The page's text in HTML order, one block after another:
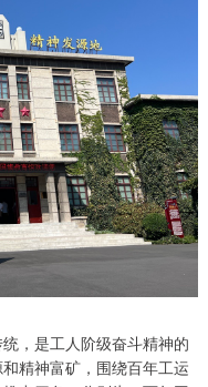
，是工人阶级奋斗精神的
精神富矿，围绕百年工运